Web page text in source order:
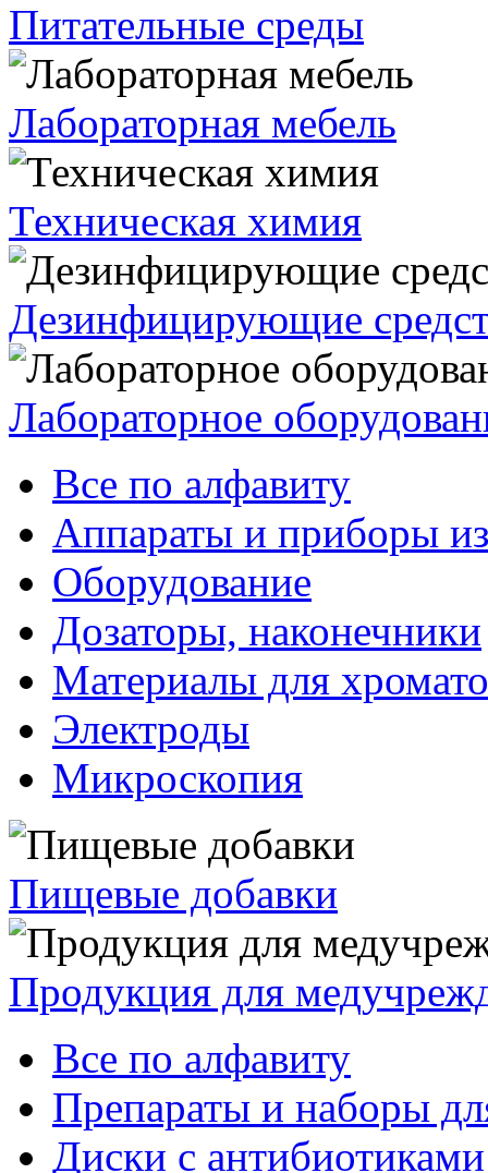
Питательные среды
Лабораторная мебель
Техническая химия
Дезинфицирующие
Лабораторное
Все по алфавиту
Аппараты и приборы из
Оборудование
Дозаторы, наконечники
Материалы для
Электроды
Микроскопия
Пищевые добавки
Продукция для
Все по алфавиту
Препараты и наборы
Диски с антибиотиками